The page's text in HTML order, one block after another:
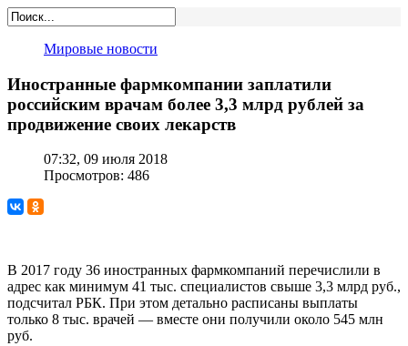
Мировые новости
Иностранные фармкомпании заплатили
российским врачам более 3,3 млрд рублей за
продвижение своих лекарств
07:32, 09 июля 2018
Просмотров: 486
В 2017 году 36 иностранных фармкомпаний перечислили в
адрес как минимум 41 тыс. специалистов свыше 3,3 млрд руб.,
подсчитал РБК. При этом детально расписаны выплаты
только 8 тыс. врачей — вместе они получили около 545 млн
руб.